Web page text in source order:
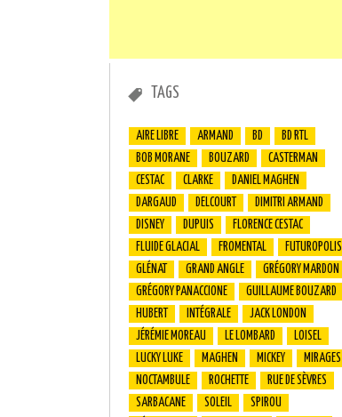
TAGS
AIRE LIBRE ARMAND BD
BD RTL
BOB MORANE
BOUZARD
CASTERMAN
CESTAC
CLARKE
DANIEL MAGHEN
DARGAUD
DELCOURT
DIMITRI ARMAND
DISNEY
DUPUIS
FLORENCE CESTAC
FLUIDE GLACIAL
FROMENTAL
FUTUROPOLIS
GLÉNAT
GRAND ANGLE
GRÉGORY MARDON
GRÉGORY PANACCIONE
GUILLAUME BOUZARD
HUBERT
INTÉGRALE
JACK LONDON
JÉRÉMIE MOREAU
LE LOMBARD
LOISEL
LUCKY LUKE
MAGHEN MICKEY
MIRAGES
NOCTAMBULE
ROCHETTE
RUE DE SÈVRES
SARBACANE
SOLEIL
SPIROU